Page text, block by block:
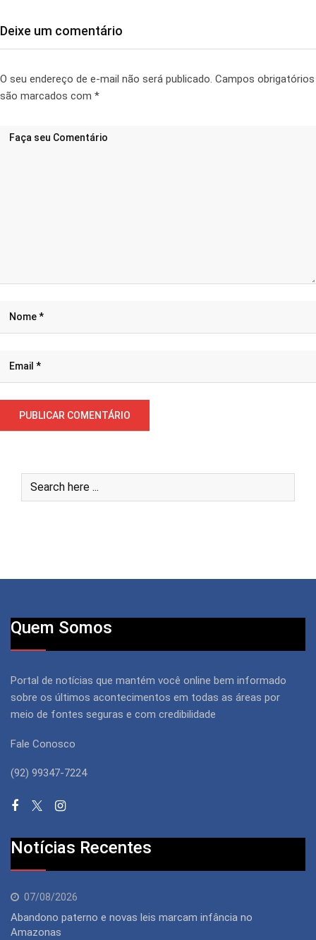
Deixe um comentário
O seu endereço de e-mail não será publicado. Campos obrigatórios
são marcados com *
Quem Somos
Portal de notícias que mantém você online bem informado
sobre os últimos acontecimentos em todas as áreas por
meio de fontes seguras e com credibilidade
Fale Conosco
(92) 99347-7224
Notícias Recentes
07/08/2026
Abandono paterno e novas leis marcam infância no
Amazonas